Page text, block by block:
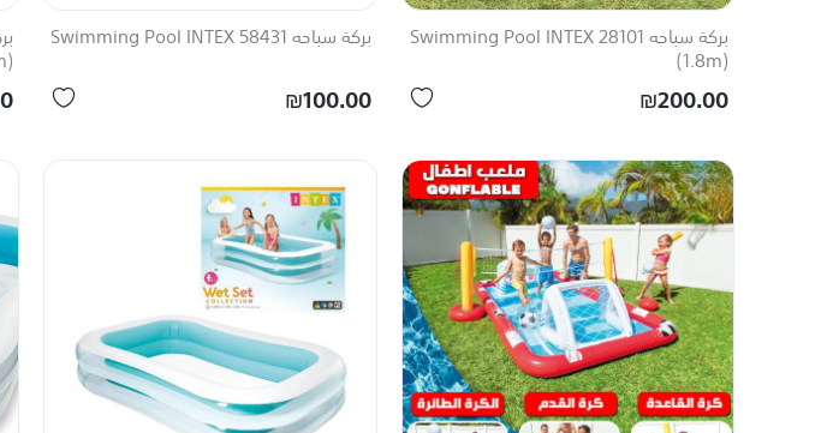
بركة سباحه Swimming Pool INTEX 28101
(1.8m)
₪200.00
بركة سباحه 58431 Swimming Pool INTEX
₪100.00